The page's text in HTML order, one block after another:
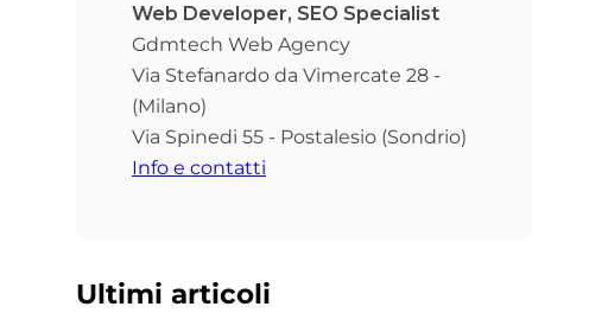
Web Developer, SEO Specialist
Gdmtech Web Agency
Via Stefanardo da Vimercate 28 -
(Milano)
Via Spinedi 55 - Postalesio (Sondrio)
Info e contatti
Ultimi articoli